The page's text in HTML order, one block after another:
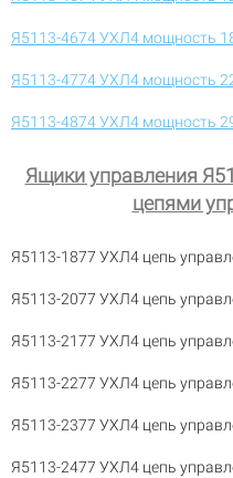
Я5113-4674 УХЛ4 мощность
Я5113-4774 УХЛ4 мощность
Я5113-4874 УХЛ4 мощность
Ящики управления
цепями
Я5113-1877 УХЛ4 цепь
Я5113-2077 УХЛ4 цепь
Я5113-2177 УХЛ4 цепь
Я5113-2277 УХЛ4 цепь
Я5113-2377 УХЛ4 цепь
Я5113-2477 УХЛ4 цепь